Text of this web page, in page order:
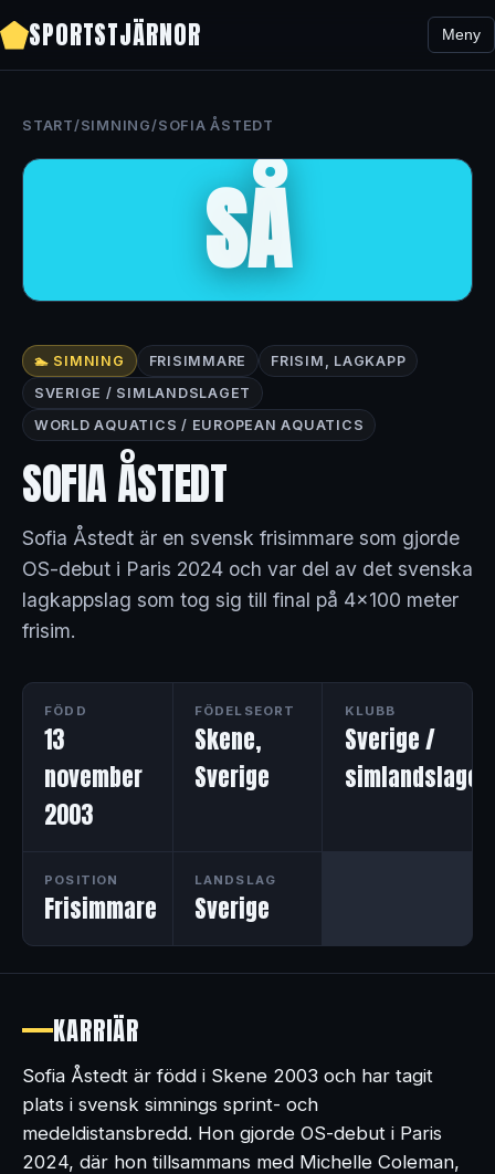
SPORTSTJÄRNOR Meny
START/SIMNING/SOFIA ÅSTEDT
SÅ
🏊 SIMNING FRISIMMARE
FRISIM, LAGKAPP
SVERIGE / SIMLANDSLAGET
WORLD AQUATICS / EUROPEAN AQUATICS
SOFIA ÅSTEDT
Sofia Åstedt är en svensk frisimmare som gjorde
OS-debut i Paris 2024 och var del av det svenska
lagkappslag som tog sig till final på 4x100 meter
frisim.
FÖDD
13
november
2003
FÖDELSEORT
Skene,
Sverige
KLUBB
Sverige /
simlandslaget
POSITION
Frisimmare
LANDSLAG
Sverige
KARRIÄR
Sofia Åstedt är född i Skene 2003 och har tagit
plats i svensk simnings sprint- och
medeldistansbredd. Hon gjorde OS-debut i Paris
2024, där hon tillsammans med Michelle Coleman,